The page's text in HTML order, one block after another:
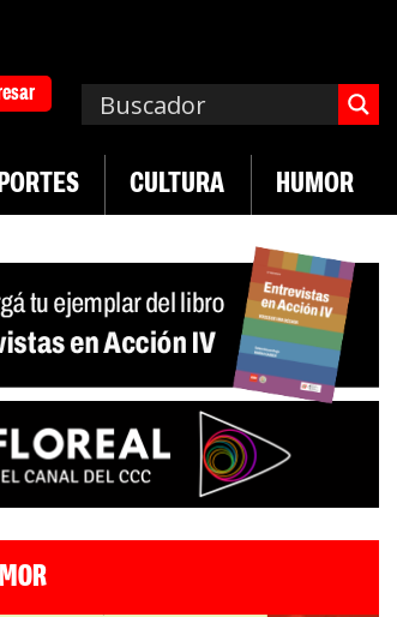
CULTURA HUMOR
| Cae la actividad en